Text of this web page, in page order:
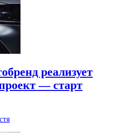
реализует
— старт